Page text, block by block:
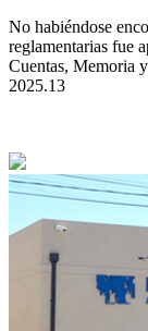
No habiéndose
reglamentarias fue
Cuentas, Memoria
2025.13